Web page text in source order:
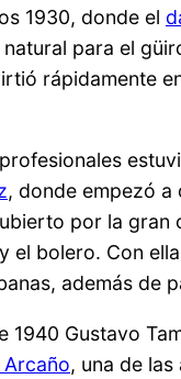
1930, donde el
para el
rápidamente
, donde empezó
por la gran
y el bolero. Con
además de
1940 Gustavo
, una de